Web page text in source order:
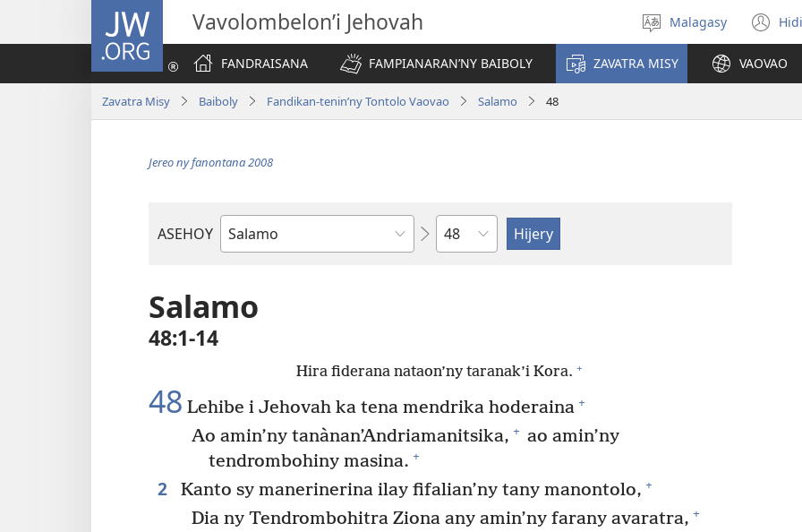
JW.ORG Vavolombelon’i Jehovah
Hifidy
fiteny
Malagasy
FANDRAISANA
FAMPIANARAN’NY BAIBOLY ZAVATRA MISY VAOVAO
Zavatra Misy Baiboly Fandikan-tenin’ny Tontolo Vaovao Salamo 48
Jereo ny fanontana 2008
ASEHOY
Boky
Baiboly
Toko
Salamo
48:1-14
Hira fiderana nataon’ny taranak’i Kora. +
48 Lehibe i Jehovah ka tena mendrika hoderaina +
Ao amin’ny tanànan’Andriamanitsika, + ao amin’ny
tendrombohiny masina. +
2 Kanto sy manerinerina ilay fifalian’ny tany manontolo, +
Dia ny Tendrombohitra Ziona any amin’ny farany avaratra, +